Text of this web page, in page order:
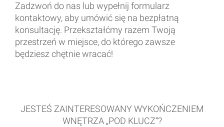
Zadzwoń do nas lub wypełnij formularz
kontaktowy, aby umówić się na bezpłatną
konsultację. Przekształćmy razem Twoją
przestrzeń w miejsce, do którego zawsze
będziesz chętnie wracać!
JESTEŚ ZAINTERESOWANY WYKOŃCZENIEM
WNĘTRZA „POD KLUCZ”?